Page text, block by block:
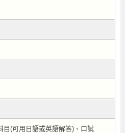
目(可用日語或英語解答)、口試